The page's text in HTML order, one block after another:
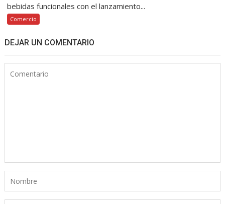
bebidas funcionales con el lanzamiento...
Comercio
DEJAR UN COMENTARIO